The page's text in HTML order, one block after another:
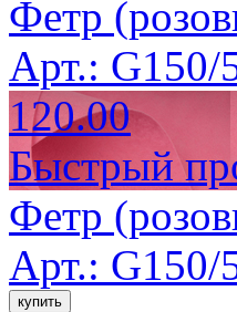
Фетр
Арт.: G150/
120.00
Быстрый
Фетр
Арт.: G150/